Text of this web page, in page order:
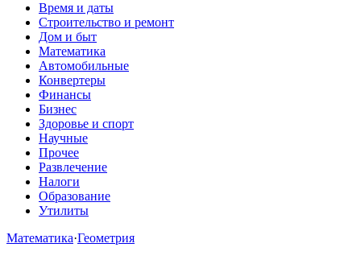
Время и даты
Строительство и ремонт
Дом и быт
Математика
Автомобильные
Конвертеры
Финансы
Бизнес
Здоровье и спорт
Научные
Прочее
Развлечение
Налоги
Образование
Утилиты
Математика·Геометрия